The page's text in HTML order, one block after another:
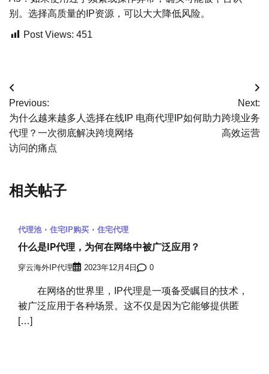
别。选择高质量的IP资源，可以大大降低风险。
Post Views: 451
文
章
导
Previous:
为什么越来越多人选择在线IP
代理？一次彻底解决跨境网络
访问的痛点
Next:
电商代理IP如何助力跨境业务
高效运营
相关帖子
代理池 住宅IP购买 住宅代理
什么是IP代理，为何在网络中被广泛应用？
穿云海外IP代理 2023年12月4日 0
在网络的世界里，IP代理是一项备受瞩目的技术，
被广泛应用于各种场景。这不仅是因为它能够提供匿
[…]